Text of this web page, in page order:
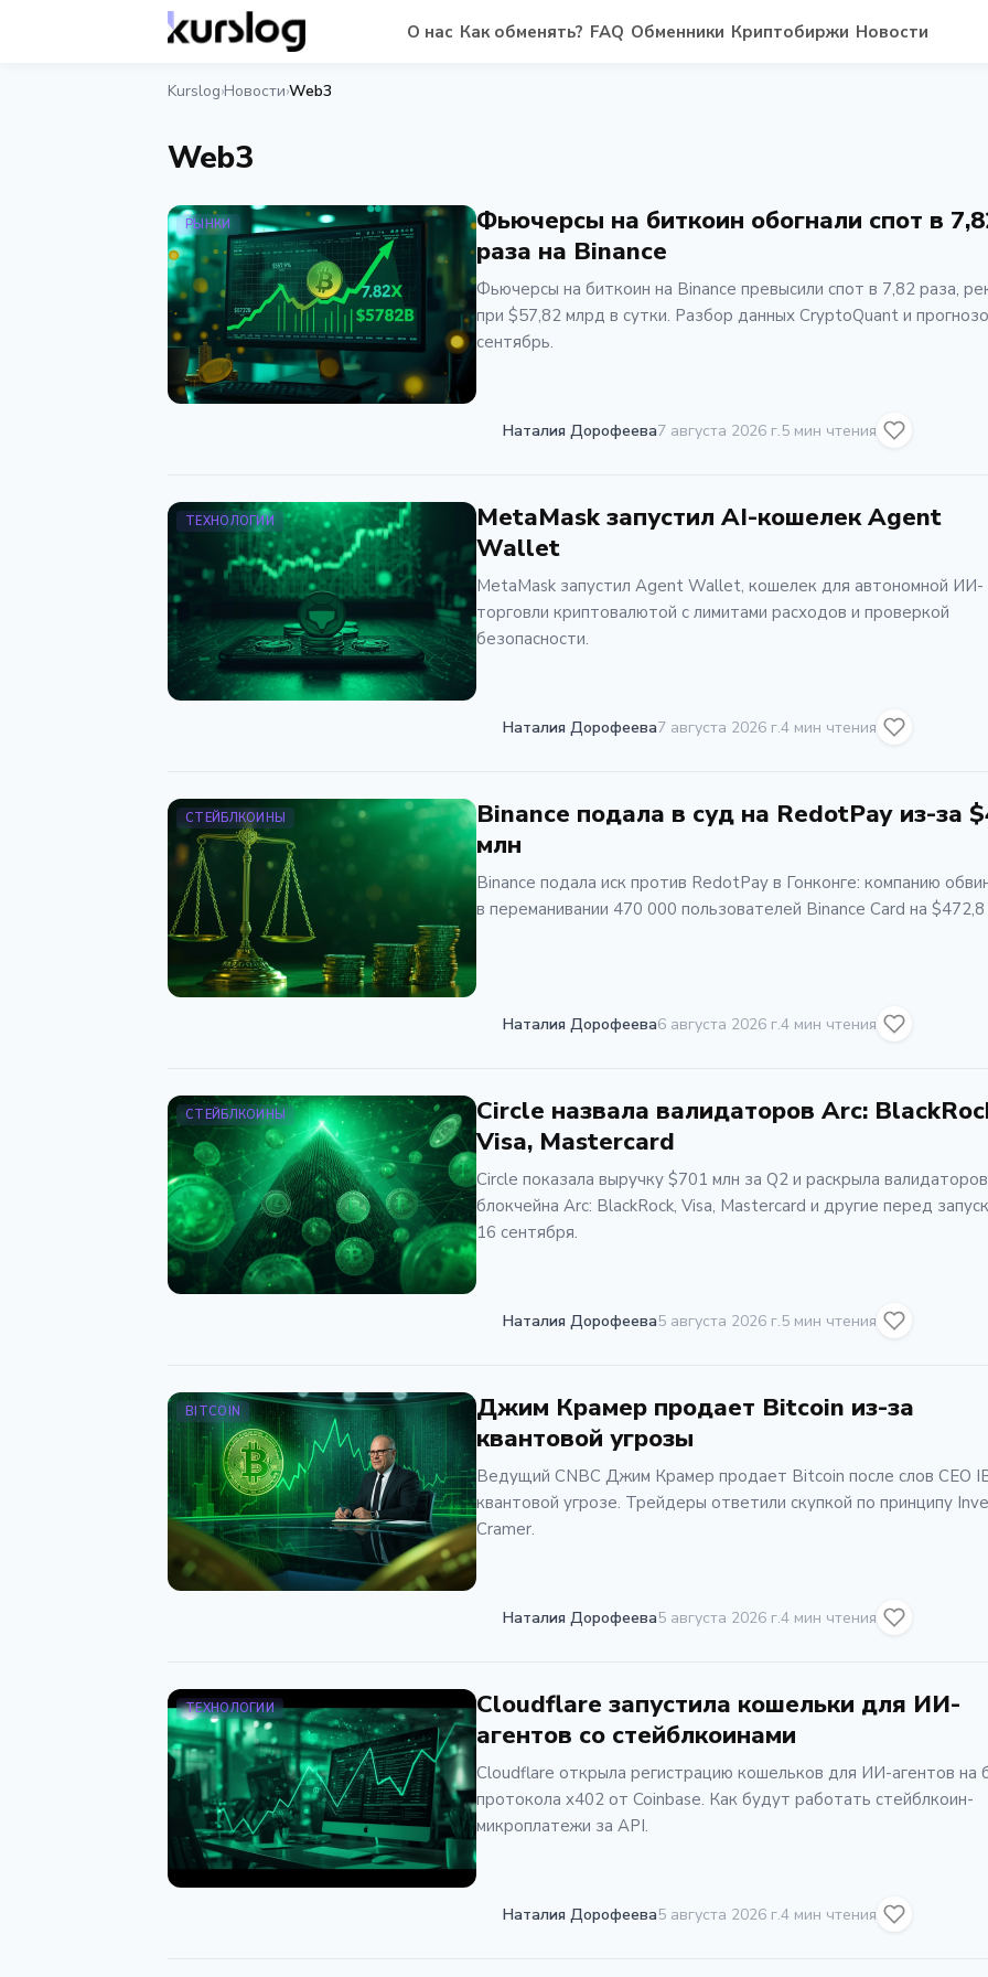
О нас Как обменять? FAQ Обменники Криптобиржи Новости
Kurslog›Новости›Web3
Web3
РЫНКИ
Фьючерсы на биткоин обогнали спот в
раза на Binance
Фьючерсы на биткоин на Binance превысили спот в 7,82 раза,
при $57,82 млрд в сутки. Разбор данных CryptoQuant и
сентябрь.
Наталия Дорофеева7 августа 2026 г.5 мин чтения
ТЕХНОЛОГИИ
MetaMask запустил AI-кошелек Agent
Wallet
MetaMask запустил Agent Wallet, кошелек для автономной ИИ-
торговли криптовалютой с лимитами расходов и проверкой
безопасности.
Наталия Дорофеева7 августа 2026 г.4 мин чтения
СТЕЙБЛКОИНЫ
Binance подала в суд на RedotPay из-за
млн
Binance подала иск против RedotPay в Гонконге: компанию
в переманивании 470 000 пользователей Binance Card на $472,8
Наталия Дорофеева6 августа 2026 г.4 мин чтения
СТЕЙБЛКОИНЫ
Circle назвала валидаторов Arc:
Visa, Mastercard
Circle показала выручку $701 млн за Q2 и раскрыла валидаторов
блокчейна Arc: BlackRock, Visa, Mastercard и другие перед
16 сентября.
Наталия Дорофеева5 августа 2026 г.5 мин чтения
BITCOIN
Джим Крамер продает Bitcoin из-за
квантовой угрозы
Ведущий CNBC Джим Крамер продает Bitcoin после слов CEO
квантовой угрозе. Трейдеры ответили скупкой по принципу
Cramer.
Наталия Дорофеева5 августа 2026 г.4 мин чтения
ТЕХНОЛОГИИ
Cloudflare запустила кошельки для ИИ-
агентов со стейблкоинами
Cloudflare открыла регистрацию кошельков для ИИ-агентов на
протокола x402 от Coinbase. Как будут работать стейблкоин-
микроплатежи за API.
Наталия Дорофеева5 августа 2026 г.4 мин чтения